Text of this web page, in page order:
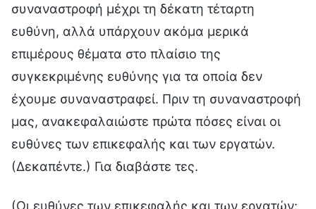
συναναστροφή μέχρι τη δέκατη τέταρτη
ευθύνη, αλλά υπάρχουν ακόμα μερικά
επιμέρους θέματα στο πλαίσιο της
συγκεκριμένης ευθύνης για τα οποία δεν
έχουμε συναναστραφεί. Πριν τη συναναστροφή
μας, ανακεφαλαιώστε πρώτα πόσες είναι οι
ευθύνες των επικεφαλής και των εργατών.
(Δεκαπέντε.) Για διαβάστε τες.
(Οι ευθύνες των επικεφαλής και των εργατών: